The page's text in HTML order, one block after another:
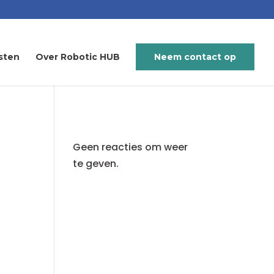
Over Robotic HUB Neem contact op
Geen reacties om weer
te geven.